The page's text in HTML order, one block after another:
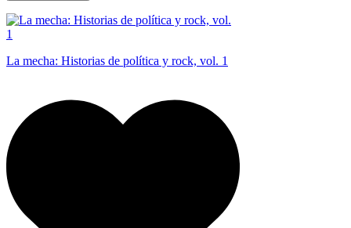
La mecha: Historias de política y rock, vol. 1